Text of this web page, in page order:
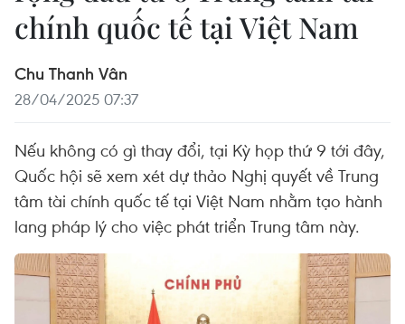
chính quốc tế tại Việt Nam
Chu Thanh Vân
28/04/2025 07:37
Nếu không có gì thay đổi, tại Kỳ họp thứ 9 tới đây,
Quốc hội sẽ xem xét dự thảo Nghị quyết về Trung
tâm tài chính quốc tế tại Việt Nam nhằm tạo hành
lang pháp lý cho việc phát triển Trung tâm này.